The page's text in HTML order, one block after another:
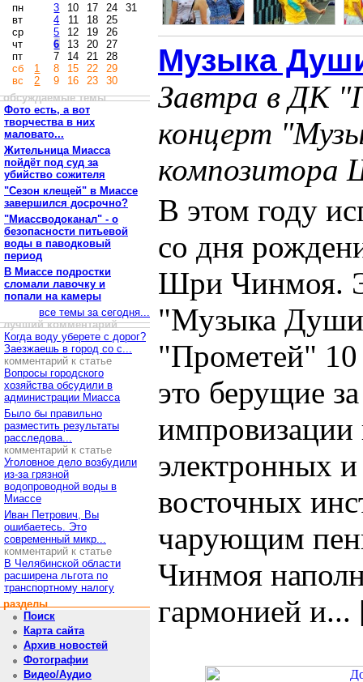
пн
вт
ср
чт
пт
сб
вс
1
2
3
4
5
6
7
8
9
10
11
12
13
14
15
16
17
18
19
20
21
22
23
24
25
26
27
28
29
30
31
обсуждаемые темы
Фото есть, а вот
творчества в них
маловато...
Жительница Миасса
пойдёт под суд за
убийство сожителя
"Сезон клещей" в Миассе
завершился досрочно?
"Миассводоканал" - о
безопасности питьевой
воды в паводковый
период
В Миассе подростки
сломали лавочку и
попали на камеры
все темы за сегодня...
лучший комментарий
Когда воду уберете с дорог?
Заезжаешь в город со с...
комментарий к статье
Вопросы городского
хозяйства обсудили в
администрации Миасса
Было бы правильно
разместить результаты
расследова...
комментарий к статье
Уголовное дело возбудили
из-за грязной
водопроводной воды в
Миассе
Иван Петрович, Вы
ошибаетесь. Это
современный микр...
комментарий к статье
В Челябинской области
расширена льгота по
транспортному налогу
разделы
Поиск
Карта сайта
Архив новостей
Фотографии
Видео/Аудио
Музыка
Завтра в ДК
концерт
композитора
В этом году
со дня
Шри Чинмоя.
"Музыка
"Прометей"
это берущие
электронных
восточных
чарующим
Чинмоя
гармонией и...